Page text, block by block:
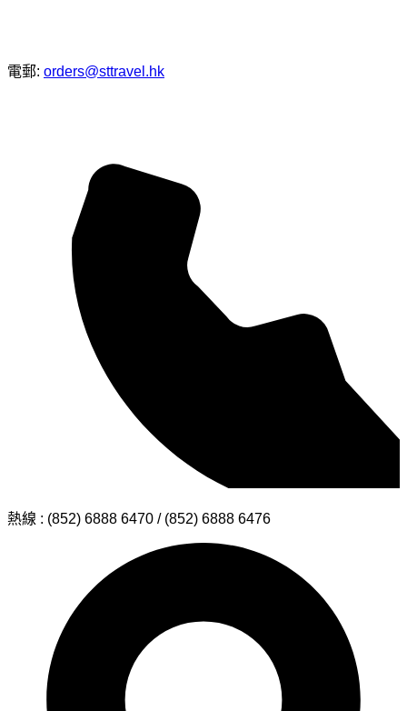
電郵: orders@sttravel.hk
熱線 : (852) 6888 6470 / (852) 6888 6476